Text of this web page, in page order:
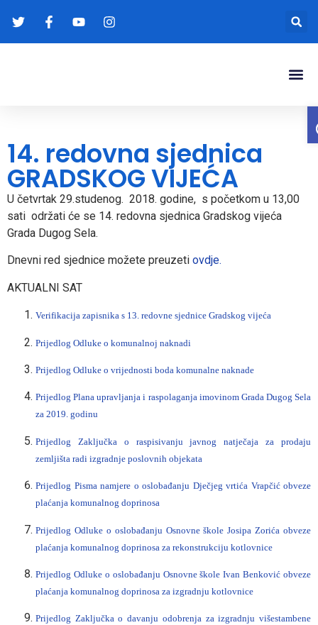
14. redovna sjednica
GRADSKOG VIJEĆA
U četvrtak 29.studenog. 2018. godine, s početkom u 13,00
sati održati će se 14. redovna sjednica Gradskog vijeća
Grada Dugog Sela.
Dnevni red sjednice možete preuzeti ovdje.
AKTUALNI SAT
Verifikacija zapisnika s 13. redovne sjednice Gradskog vijeća
Prijedlog Odluke o komunalnoj naknadi
Prijedlog Odluke o vrijednosti boda komunalne naknade
Prijedlog Planaupravljanja i raspolaganja imovinom Grada Dugog Sela
za 2019. godinu
Prijedlog Zaključka o raspisivanju javnog natječaja za prodaju
zemljišta radi izgradnje poslovnih objekata
Prijedlog Pisma namjere o oslobađanju Dječjeg vrtića Vrapčić obveze
plaćanja komunalnog doprinosa
Prijedlog Odluke o oslobađanju Osnovne škole Josipa Zorića obveze
plaćanja komunalnog doprinosa za rekonstrukciju kotlovnice
Prijedlog Odluke o oslobađanju Osnovne škole Ivan Benković obveze
plaćanja komunalnog doprinosa za izgradnju kotlovnice
Prijedlog Zaključka o davanju odobrenja za izgradnju višestambene